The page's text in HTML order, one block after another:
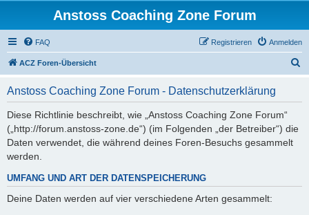
Anstoss Coaching Zone Forum
FAQ Anmelden
Registrieren
ACZ Foren-Übersicht
Anstoss Coaching Zone Forum - Datenschutzerklärung
Diese Richtlinie beschreibt, wie „Anstoss Coaching Zone Forum“
(„http://forum.anstoss-zone.de“) (im Folgenden „der Betreiber“) die
Daten verwendet, die während deines Foren-Besuchs gesammelt
werden.
UMFANG UND ART DER DATENSPEICHERUNG
Deine Daten werden auf vier verschiedene Arten gesammelt: